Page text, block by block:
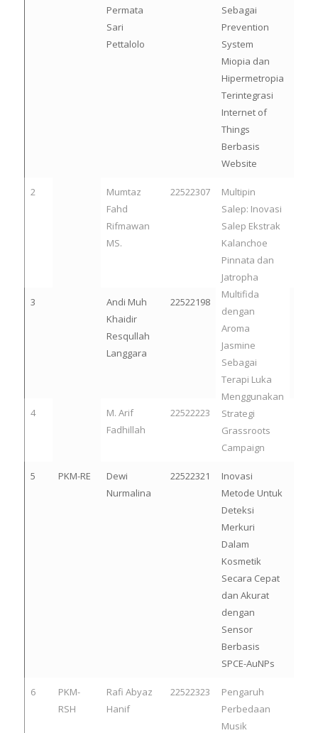
Permata
Sari
Pettalolo
Sebagai
Prevention
System
Miopia dan
Hipermetropia
Terintegrasi
Internet of
Things
Berbasis
Website
2
Mumtaz
Fahd
Rifmawan
MS.
22522307
Multipin
Salep: Inovasi
Salep Ekstrak
Kalanchoe
Pinnata dan
Jatropha
Multifida
dengan
Aroma
Jasmine
Sebagai
Terapi Luka
Menggunakan
Strategi
Grassroots
Campaign
3
Andi Muh
Khaidir
Resqullah
Langgara
22522198
4
M. Arif
Fadhillah
22522223
5 PKM-RE
Dewi
Nurmalina
22522321
Inovasi
Metode Untuk
Deteksi
Merkuri
Dalam
Kosmetik
Secara Cepat
dan Akurat
dengan
Sensor
Berbasis
SPCE-AuNPs
6
PKM-
RSH
Rafi Abyaz
Hanif
22522323
Pengaruh
Perbedaan
Musik